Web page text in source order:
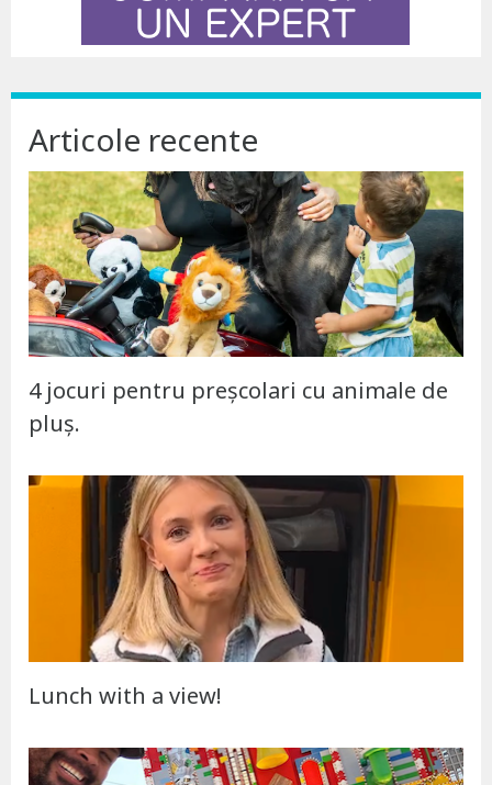
Articole recente
4 jocuri pentru preșcolari cu animale de
pluș.
Lunch with a view!